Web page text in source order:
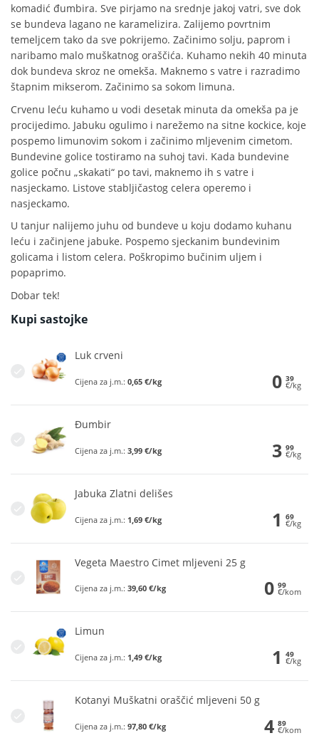
komadić đumbira. Sve pirjamo na srednje jakoj vatri, sve dok
se bundeva lagano ne karamelizira. Zalijemo povrtnim
temeljcem tako da sve pokrijemo. Začinimo solju, paprom i
naribamo malo muškatnog oraščića. Kuhamo nekih 40 minuta
dok bundeva skroz ne omekša. Maknemo s vatre i razradimo
štapnim mikserom. Začinimo sa sokom limuna.
Crvenu leću kuhamo u vodi desetak minuta da omekša pa je
procijedimo. Jabuku ogulimo i narežemo na sitne kockice, koje
pospemo limunovim sokom i začinimo mljevenim cimetom.
Bundevine golice tostiramo na suhoj tavi. Kada bundevine
golice počnu „skakati“ po tavi, maknemo ih s vatre i
nasjeckamo. Listove stabljičastog celera operemo i
nasjeckamo.
U tanjur nalijemo juhu od bundeve u koju dodamo kuhanu
leću i začinjene jabuke. Pospemo sjeckanim bundevinim
golicama i listom celera. Poškropimo bučinim uljem i
popaprimo.
Dobar tek!
Kupi sastojke
Luk crveni
Cijena za j.m.: 0,65 €/kg 0 39
€/kg
Đumbir
Cijena za j.m.: 3,99 €/kg 3 99
€/kg
Jabuka Zlatni delišes
Cijena za j.m.: 1,69 €/kg 1 69
€/kg
Vegeta Maestro Cimet mljeveni 25 g
Cijena za j.m.: 39,60 €/kg 0 99
€/kom
Limun
Cijena za j.m.: 1,49 €/kg 1 49
€/kg
Kotanyi Muškatni oraščić mljeveni 50 g
Cijena za j.m.: 97,80 €/kg 4 89
€/kom